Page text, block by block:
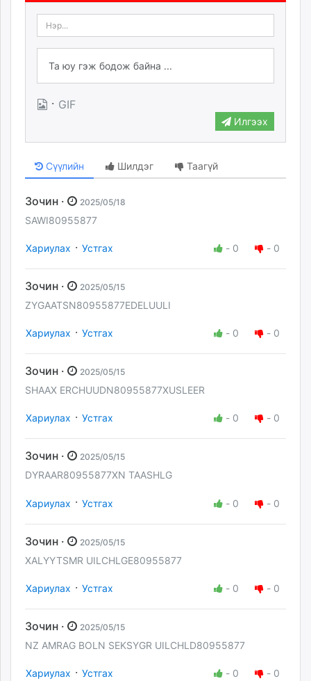
· GIF
Илгээх
Сүүлийн Шилдэг Таагүй
Зочин · 2025/05/18
SAWI80955877
Хариулах · Устгах - 0 - 0
Зочин · 2025/05/15
ZYGAATSN80955877EDELUULI
Хариулах · Устгах - 0 - 0
Зочин · 2025/05/15
SHAAX ERCHUUDN80955877XUSLEER
Хариулах · Устгах - 0 - 0
Зочин · 2025/05/15
DYRAAR80955877XN TAASHLG
Хариулах · Устгах - 0 - 0
Зочин · 2025/05/15
XALYYTSMR UILCHLGE80955877
Хариулах · Устгах - 0 - 0
Зочин · 2025/05/15
NZ AMRAG BOLN SEKSYGR UILCHLD80955877
Хариулах · Устгах - 0 - 0